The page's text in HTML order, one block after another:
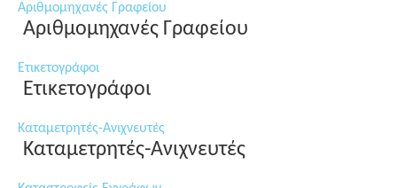
Αριθμομηχανές Γραφείου
Αριθμομηχανές Γραφείου
Ετικετογράφοι
Ετικετογράφοι
Καταμετρητές-Ανιχνευτές
Καταμετρητές-Ανιχνευτές